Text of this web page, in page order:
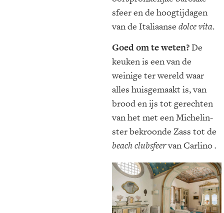
sfeer en de hoogtijdagen
van de Italiaanse dolce vita.
Goed om te weten?De
keuken is een van de
weinige ter wereld waar
alles huisgemaakt is, van
brood en ijs tot gerechten
van het met een Michelin-
ster bekroonde Zass tot de
beach clubsfeervan Carlino.